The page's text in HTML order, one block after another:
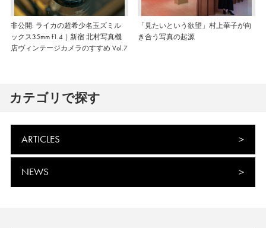
非公開: ライカの超希少名玉ズミル
ックス35mm f1.4｜新宿 北村写真機
店ヴィンテージカメラのすすめ Vol.7
「見たいという欲望」村上華子が向
き合う写真の起源
カテゴリで探す
ARTICLES
NEWS